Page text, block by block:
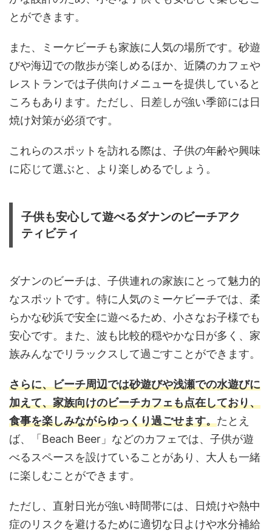
とができます。
また、ミーケビーチも家族に人気の場所です。砂遊
びや海辺での散歩が楽しめるほか、近隣のカフェや
レストランでは子供向けメニューを提供していると
ころもあります。ただし、日差しが強い季節には日
焼け対策が必須です。
これらのスポットを訪れる際は、子供の年齢や興味
に応じて選ぶと、より楽しめるでしょう。
子供も安心して遊べるダナンのビーチアク
ティビティ
ダナンのビーチは、子供連れの家族にとって魅力的
なスポットです。特に人気のミーケビーチでは、柔
らかな砂浜で安全に遊べるため、小さなお子様でも
安心です。また、波も比較的穏やかな日が多く、家
族みんなでリラックスして過ごすことができます。
さらに、ビーチ周辺では砂遊びや浅瀬での水遊びに
加えて、家族向けのビーチカフェも点在しており、
食事を楽しみながらゆっくり過ごせます。たとえ
ば、「Beach Beer」などのカフェでは、子供が遊
べるスペースを設けていることがあり、大人も一緒
に楽しむことができます。
ただし、直射日光が強い時間帯には、日焼けや熱中
症のリスクを避けるために適切な日よけや水分補給